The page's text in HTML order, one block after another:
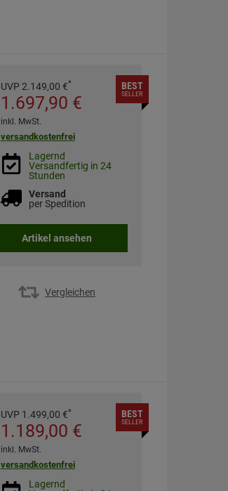
UVP 2.149,00 €*
1.697,90 €
inkl. MwSt.
versandkostenfrei
Lagernd
Versandfertig in 24
Stunden
Versand
per Spedition
Artikel ansehen
BEST
SELLER
Vergleichen
UVP 1.499,00 €*
1.189,00 €
inkl. MwSt.
versandkostenfrei
Lagernd
BEST
SELLER